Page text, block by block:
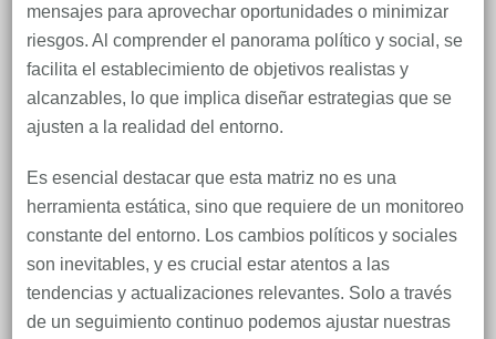
mensajes para aprovechar oportunidades o minimizar
riesgos. Al comprender el panorama político y social, se
facilita el establecimiento de objetivos realistas y
alcanzables, lo que implica diseñar estrategias que se
ajusten a la realidad del entorno.
Es esencial destacar que esta matriz no es una
herramienta estática, sino que requiere de un monitoreo
constante del entorno. Los cambios políticos y sociales
son inevitables, y es crucial estar atentos a las
tendencias y actualizaciones relevantes. Solo a través
de un seguimiento continuo podemos ajustar nuestras